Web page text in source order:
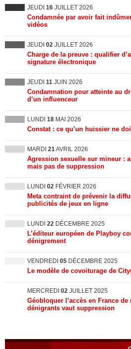
JEUDI 16 JUILLET 2026
Condamnée par avoir fait
vidéos
JEUDI 02 JUILLET 2026
Charge de la preuve : qualifier
signature électronique
JEUDI 11 JUIN 2026
Condamnation pour atteinte au
d’un influenceur
LUNDI 18 MAI 2026
Constat : ce qu’un huissier ne
MARDI 21AVRIL 2026
Agression sexuelle sur mineur :
mais pas de suppression
LUNDI 02 FÉVRIER 2026
Meta contraint de prévenir la
publicités de jeux en ligne
LUNDI 22 DÉCEMBRE 2025
L’éditeur européen de Playboy
dénigrement
VENDREDI 05 DÉCEMBRE 2025
Le modèle de covoiturage de
MERCREDI 02 JUILLET 2025
Géobloquer l’accès en France de
dénigrants vaut suppression